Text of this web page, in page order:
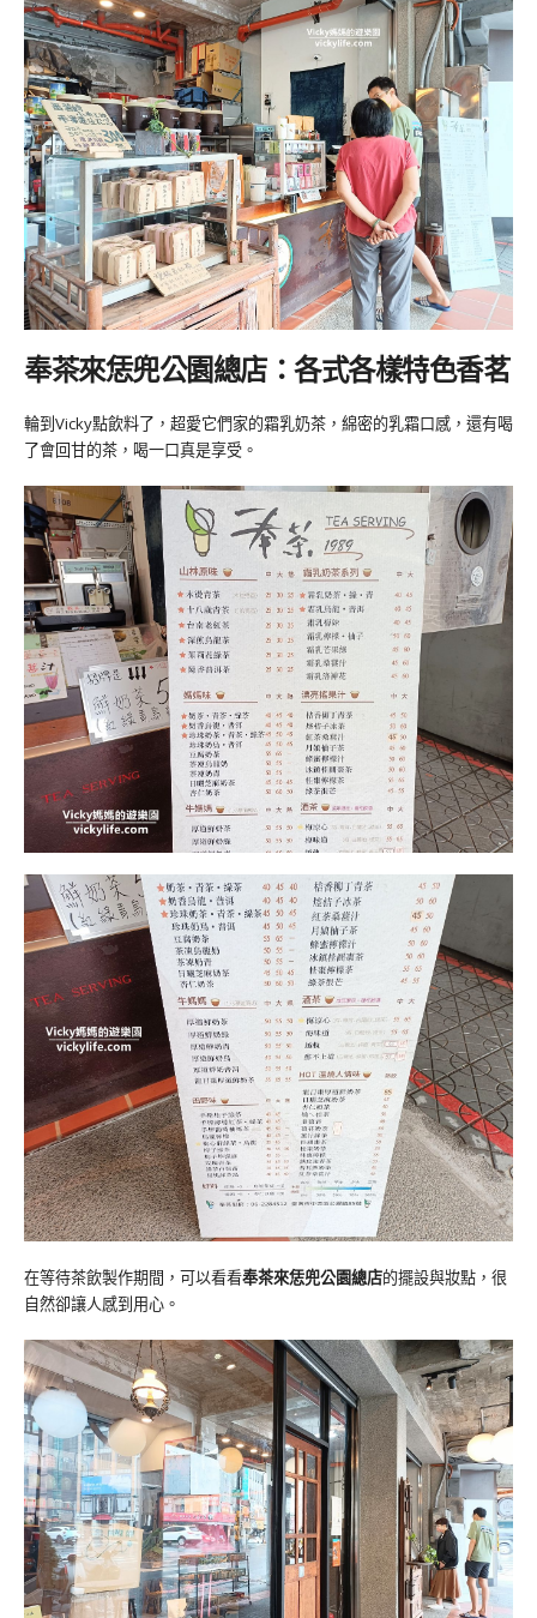
奉茶來恁兜公園總店：各式各樣特色香茗
輪到Vicky點飲料了，超愛它們家的霜乳奶茶，綿密的乳霜口感，還有喝
了會回甘的茶，喝一口真是享受。
在等待茶飲製作期間，可以看看奉茶來恁兜公園總店的擺設與妝點，很
自然卻讓人感到用心。